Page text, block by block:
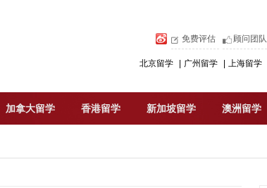
免费评估 顾问团队
北京留学 广州留学 上海留学
加拿大留学 香港留学 新加坡留学 澳洲留学